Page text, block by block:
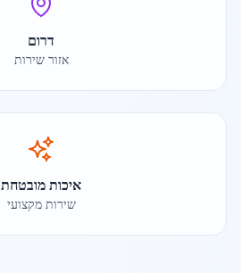
דרום
אזור שירות
איכות מובטחת
שירות מקצועי